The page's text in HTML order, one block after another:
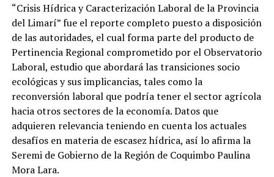
“Crisis Hídrica y Caracterización Laboral de la Provincia
del Limarí” fue el reporte completo puesto a disposición
de las autoridades, el cual forma parte del producto de
Pertinencia Regional comprometido por el Observatorio
Laboral, estudio que abordará las transiciones socio
ecológicas y sus implicancias, tales como la
reconversión laboral que podría tener el sector agrícola
hacia otros sectores de la economía. Datos que
adquieren relevancia teniendo en cuenta los actuales
desafíos en materia de escasez hídrica, así lo afirma la
Seremi de Gobierno de la Región de Coquimbo Paulina
Mora Lara.